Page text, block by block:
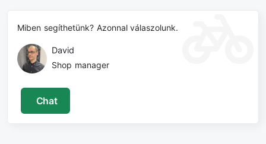
Miben segíthetünk? Azonnal válaszolunk.
David
Shop manager
Chat